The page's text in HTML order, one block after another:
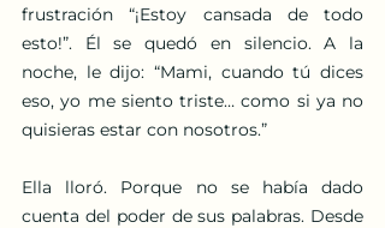
frustración “¡Estoy cansada de todo
esto!”. Él se quedó en silencio. A la
noche, le dijo: “Mami, cuando tú dices
eso, yo me siento triste… como si ya no
quisieras estar con nosotros.”
Ella lloró. Porque no se había dado
cuenta del poder de sus palabras. Desde